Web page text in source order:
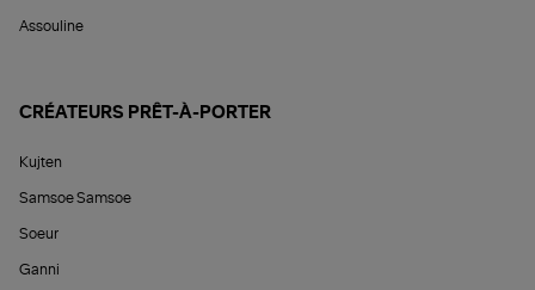
Assouline
CRÉATEURS PRÊT-À-PORTER
Kujten
Samsoe Samsoe
Soeur
Ganni